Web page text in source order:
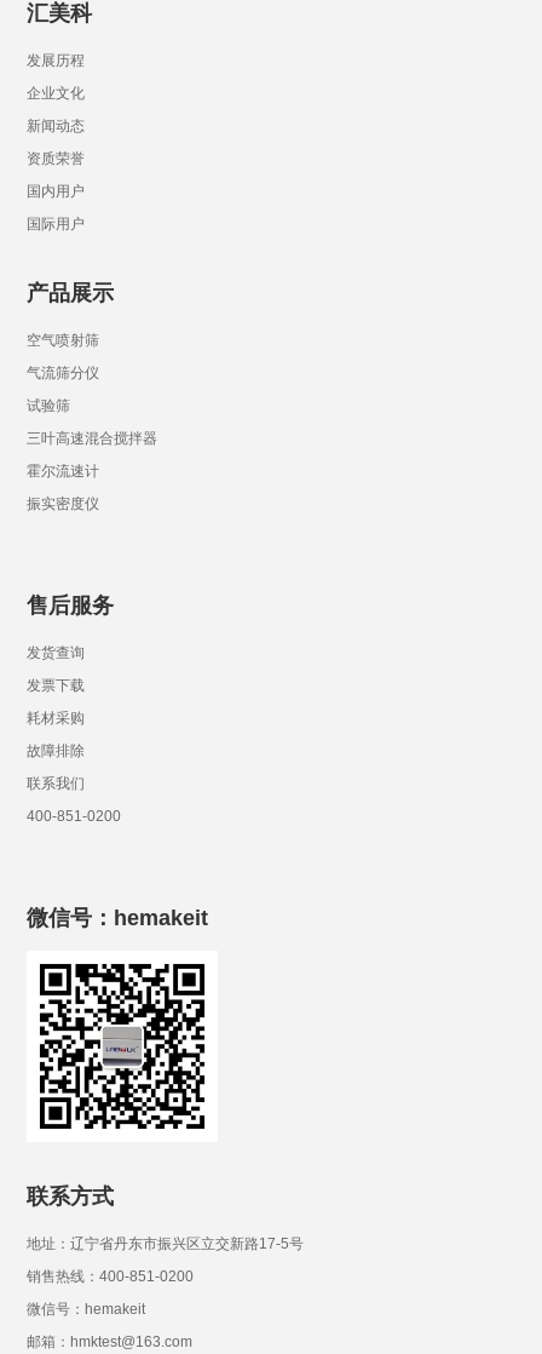
汇美科
发展历程
企业文化
新闻动态
资质荣誉
国内用户
国际用户
产品展示
空气喷射筛
气流筛分仪
试验筛
三叶高速混合搅拌器
霍尔流速计
振实密度仪
售后服务
发货查询
发票下载
耗材采购
故障排除
联系我们
400-851-0200
微信号：hemakeit
联系方式
地址：辽宁省丹东市振兴区立交新路17-5号
销售热线：400-851-0200
微信号：hemakeit
邮箱：hmktest@163.com